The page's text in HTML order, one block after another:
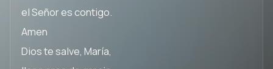
el Señor es contigo.
Amen
Dios te salve, María,